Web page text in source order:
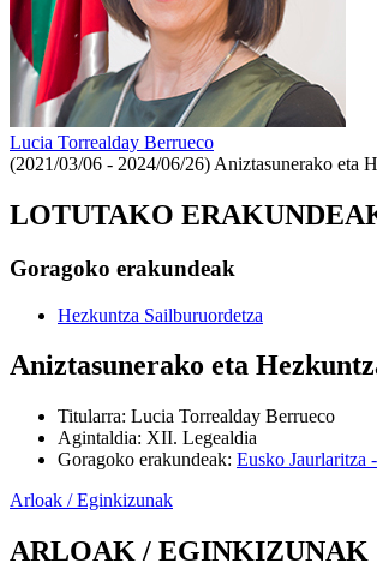
Lucia Torrealday Berrueco
(2021/03/06 - 2024/06/26) Aniztasunerako eta
LOTUTAKO
Goragoko erakundeak
Hezkuntza Sailburuordetza
Aniztasunerako eta
Titularra: Lucia Torrealday Berrueco
Agintaldia: XII. Legealdia
Goragoko erakundeak: Eusko Jaurlaritza
Arloak / Eginkizunak
ARLOAK / EGINKIZUNAK